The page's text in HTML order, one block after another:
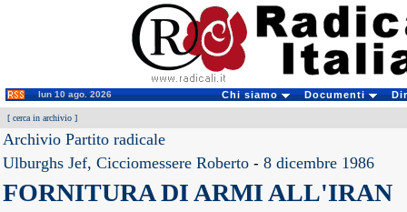
lun 10 ago. 2026 Chi siamo Documenti
[ cerca in archivio ]
Archivio Partito radicale
Ulburghs Jef, Cicciomessere Roberto - 8 dicembre 1986
FORNITURA DI ARMI ALL'IRAN